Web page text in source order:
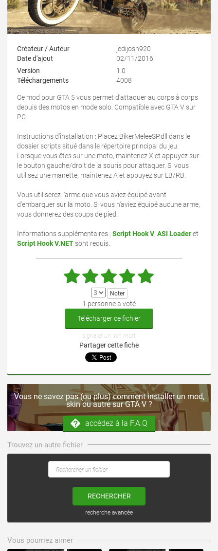
Créateur / Auteur
jedijosh920
Date d'ajout
02/11/2016
Version
1.0
Téléchargements
4008
Ce mod pour GTA 5 vous permet d'attaquer au corps à corps
depuis des motos en mode solo. Compatible avec GTA V sur
PC.
Instructions d'installation : Placez BikerMeleeSP.dll dans le
dossier scripts situé dans le répertoire principal du jeu.
Lorsque vous êtes sur une moto, maintenez X et appuyez sur
le bouton gauche/droit de la souris pour attaquer. Si vous
utilisez une manette, maintenez A et appuyez sur LB/RB.
Vous utiliserez l'arme que vous aviez équipé avant
d'embarquer sur la moto. Si vous n'aviez équipé aucune arme,
vous donnerez des coups de pied.
Informations supplémentaires : Script Hook V, ASI Loaderet
Script Hook V.NET sont requis.
1 personne a voté
Télécharger ce fichier
signaler un lien mort
Partager cette fiche
Vous ne savez pas (ou plus) comment installer un mod,
skin ou autre sur GTA V ?
accédez à la F.A.Q
Trouvez un autre fichier
RECHERCHER
recherche avancée
Vous pourriez aimer